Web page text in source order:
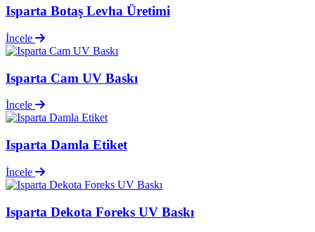
Isparta Botaş Levha Üretimi
İncele
Isparta Cam UV Baskı
İncele
Isparta Damla Etiket
İncele
Isparta Dekota Foreks UV Baskı